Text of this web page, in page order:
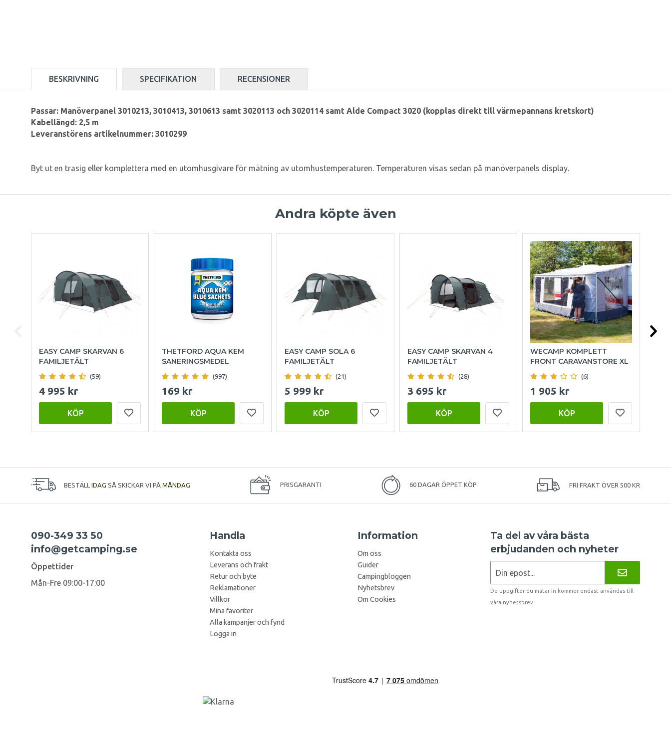
BESKRIVNING SPECIFIKATION RECENSIONER
Passar: Manöverpanel 3010213, 3010413, 3010613 samt 3020113 och 3020114 samt Alde Compact 3020 (kopplas direkt till värmepannans kretskort)
Kabellängd: 2,5 m
Leveranstörens artikelnummer: 3010299
Byt ut en trasig eller komplettera med en utomhusgivare för mätning av utomhustemperaturen. Temperaturen visas sedan på manöverpanels display.
Andra köpte även
EASY CAMP SKARVAN 6
FAMILJETÄLT
(59)
4 995 kr
KÖP
THETFORD AQUA KEM
SANERINGSMEDEL
(997)
169 kr
KÖP
EASY CAMP SOLA 6
FAMILJETÄLT
(21)
5 999 kr
KÖP
EASY CAMP SKARVAN 4
FAMILJETÄLT
(28)
3 695 kr
KÖP
WECAMP KOMPLETT
FRONT CARAVANSTORE XL
(6)
1 905 kr
KÖP
BESTÄLL IDAG SÅ SKICKAR VI PÅ MÅNDAG PRISGARANTI 60 DAGAR ÖPPET KÖP FRI FRAKT ÖVER 500 KR
090-349 33 50
info@getcamping.se
Öppettider
Mån-Fre 09:00-17:00
Handla
Kontakta oss
Leverans och frakt
Retur och byte
Reklamationer
Villkor
Mina favoriter
Alla kampanjer och fynd
Logga in
Information
Om oss
Guider
Campingbloggen
Nyhetsbrev
Om Cookies
Ta del av våra bästa
erbjudanden och nyheter
De uppgifter du matar in kommer endast användas till
våra nyhetsbrev.